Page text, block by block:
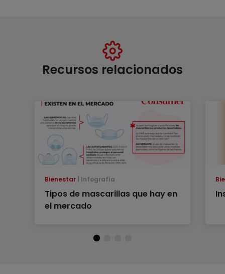
Recursos relacionados
Bienestar Infografía
Tipos de mascarillas que hay en
el mercado